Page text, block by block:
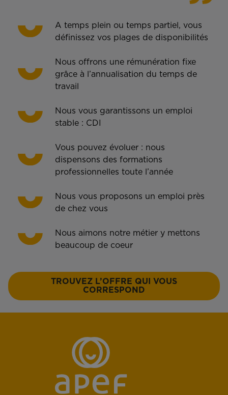
A temps plein ou temps partiel, vous
définissez vos plages de disponibilités
Nous offrons une rémunération fixe
grâce à l’annualisation du temps de
travail
Nous vous garantissons un emploi
stable : CDI
Vous pouvez évoluer : nous
dispensons des formations
professionnelles toute l’année
Nous vous proposons un emploi près
de chez vous
Nous aimons notre métier y mettons
beaucoup de coeur
TROUVEZ L’OFFRE QUI VOUS
CORRESPOND